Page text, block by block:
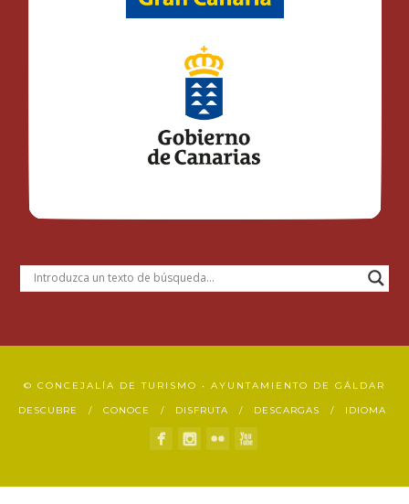
© CONCEJALÍA DE TURISMO • AYUNTAMIENTO DE GÁLDAR
DESCUBRE CONOCE DISFRUTA DESCARGAS IDIOMA